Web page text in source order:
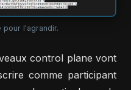
pour l'agrandir.
control plane vont
comme participant